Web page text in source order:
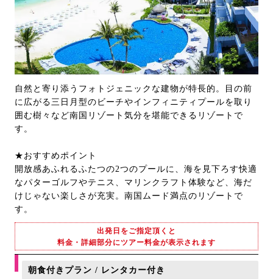
自然と寄り添うフォトジェニックな建物が特長的。目の前
に広がる三日月型のビーチやインフィニティプールを取り
囲む樹々など南国リゾート気分を堪能できるリゾートで
す。
★おすすめポイント
開放感あふれるふたつの2つのプールに、海を見下ろす快適
なパターゴルフやテニス、マリンクラフト体験など、海だ
けじゃない楽しさが充実。南国ムード満点のリゾートで
す。
出発日をご指定頂くと
料金・詳細部分にツアー料金が表示されます
朝食付きプラン / レンタカー付き